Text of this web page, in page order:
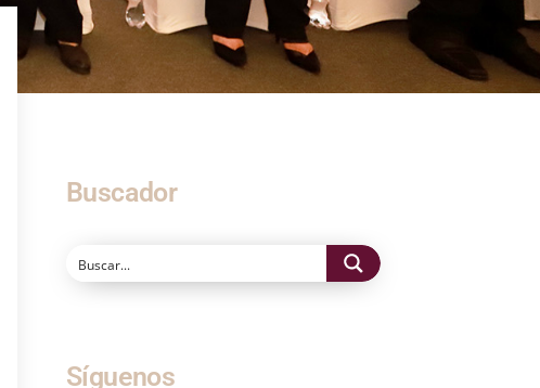
Buscador
Síguenos